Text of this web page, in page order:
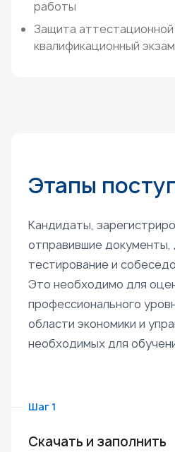
работы
Защита
квалификационный
Этапы
Кандидаты,
отправившие
тестирование и
Это необходимо для
профессионального
области экономики и
необходимых для
Шаг 1
Скачать и заполнить